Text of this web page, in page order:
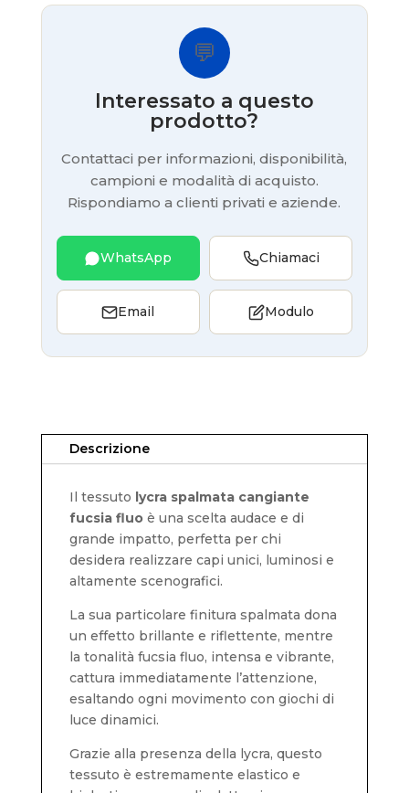
💬
Interessato a questo
prodotto?
Contattaci per informazioni, disponibilità,
campioni e modalità di acquisto.
Rispondiamo a clienti privati e aziende.
WhatsApp Chiamaci
Email Modulo
Descrizione
Il tessuto lycra spalmata cangiante
fucsia fluoè una scelta audace e di
grande impatto, perfetta per chi
desidera realizzare capi unici, luminosi e
altamente scenografici.
La sua particolare finitura spalmata dona
un effetto brillante e riflettente, mentre
la tonalità fucsia fluo, intensa e vibrante,
cattura immediatamente l’attenzione,
esaltando ogni movimento con giochi di
luce dinamici.
Grazie alla presenza della lycra, questo
tessuto è estremamente elastico e